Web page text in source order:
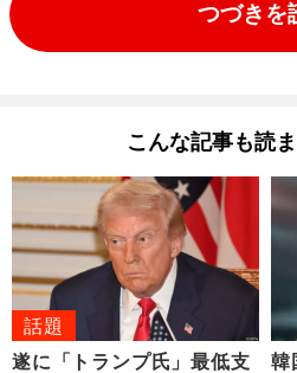
つづきを
こんな記事も読
話題
遂に「トランプ氏」最低支
韓